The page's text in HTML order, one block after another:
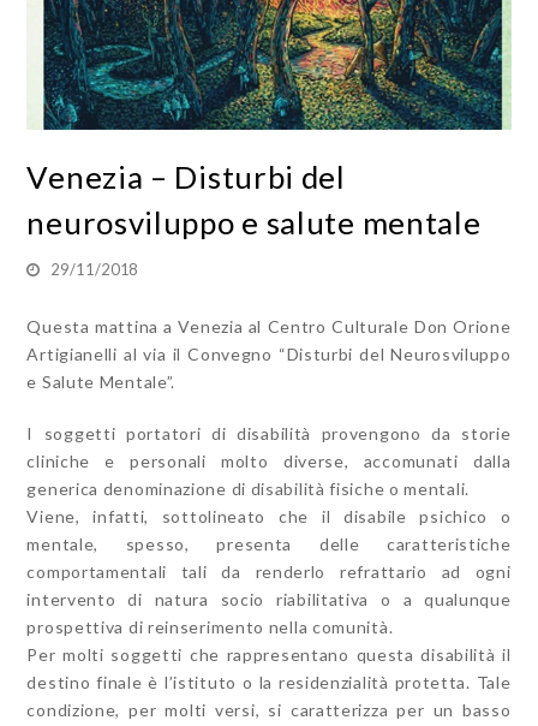
Venezia – Disturbi del
neurosviluppo e salute mentale
29/11/2018
Questa mattina a Venezia al Centro Culturale Don Orione
Artigianelli al via il Convegno “Disturbi del Neurosviluppo
e Salute Mentale”.
I soggetti portatori di disabilità provengono da storie
cliniche e personali molto diverse, accomunati dalla
generica denominazione di disabilità fisiche o mentali.
Viene, infatti, sottolineato che il disabile psichico o
mentale, spesso, presenta delle caratteristiche
comportamentali tali da renderlo refrattario ad ogni
intervento di natura socio riabilitativa o a qualunque
prospettiva di reinserimento nella comunità.
Per molti soggetti che rappresentano questa disabilità il
destino finale è l’istituto o la residenzialità protetta. Tale
condizione, per molti versi, si caratterizza per un basso